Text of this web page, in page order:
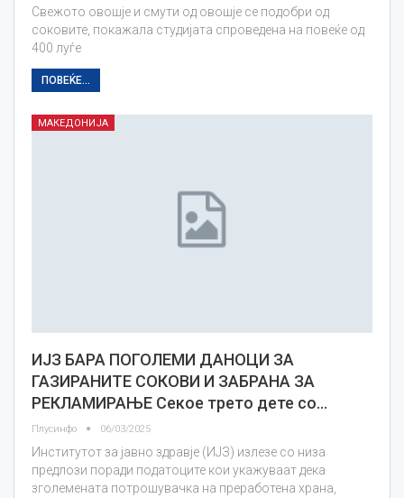
Свежото овошје и смути од овошје се подобри од
соковите, покажала студијата спроведена на повеќе од
400 луѓе
ПОВЕЌЕ...
МАКЕДОНИЈА
ИЈЗ БАРА ПОГОЛЕМИ ДАНОЦИ ЗА
ГАЗИРАНИТЕ СОКОВИ И ЗАБРАНА ЗА
РЕКЛАМИРАЊЕ Секое трето дете со…
Плусинфо 06/03/2025
Институтот за јавно здравје (ИЈЗ) излезе со низа
предлози поради податоците кои укажуваат дека
зголемената потрошувачка на преработена храна,